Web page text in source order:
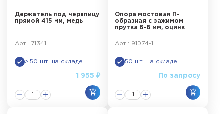
Держатель под черепицу
прямой 415 мм, медь
Арт.: 71341
> 50 шт. на складе
1 955 ₽
Опора мостовая П-
образная с зажимом
прутка 6-8 мм, оцинк
Арт.: 91074-1
50 шт. на складе
По запросу